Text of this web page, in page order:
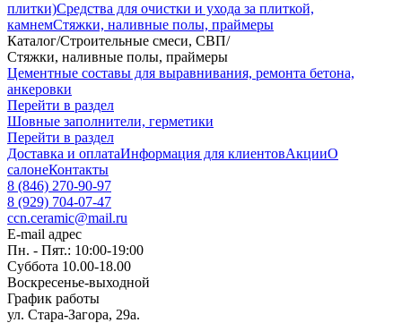
плитки)Средства для очистки и ухода за плиткой,
камнемСтяжки, наливные полы, праймеры
Каталог/Строительные смеси, СВП/
Стяжки, наливные полы, праймеры
Цементные составы для выравнивания, ремонта бетона,
анкеровки
Перейти в раздел
Шовные заполнители, герметики
Перейти в раздел
Доставка и оплатаИнформация для клиентовАкцииО
салонеКонтакты
8 (846) 270-90-97
8 (929) 704-07-47
ccn.ceramic@mail.ru
E-mail адрес
Пн. - Пят.: 10:00-19:00
Суббота 10.00-18.00
Воскресенье-выходной
График работы
ул. Стара-Загора, 29а.